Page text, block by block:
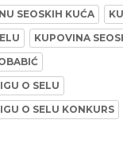
SEOSKIH KUĆA
KUPOVINA
O SELU
O SELU KONKURS